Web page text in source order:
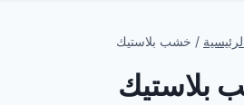
/ خشب بلاستيك
بلاستيك